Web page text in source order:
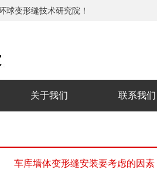
球变形缝技术研究院！
关于我们 联系我们
车库墙体变形缝安装要考虑的因素